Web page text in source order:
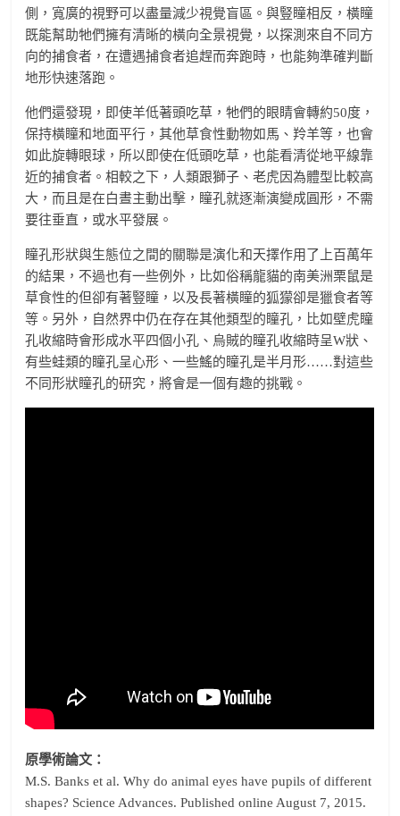
側，寬廣的視野可以盡量減少視覺盲區。與豎瞳相反，橫瞳
既能幫助牠們擁有清晰的橫向全景視覺，以探測來自不同方
向的捕食者，在遭遇捕食者追趕而奔跑時，也能夠準確判斷
地形快速落跑。
他們還發現，即使羊低著頭吃草，牠們的眼睛會轉約50度，
保持橫瞳和地面平行，其他草食性動物如馬、羚羊等，也會
如此旋轉眼球，所以即使在低頭吃草，也能看清從地平線靠
近的捕食者。相較之下，人類跟獅子、老虎因為體型比較高
大，而且是在白晝主動出擊，瞳孔就逐漸演變成圓形，不需
要往垂直，或水平發展。
瞳孔形狀與生態位之間的關聯是演化和天擇作用了上百萬年
的結果，不過也有一些例外，比如俗稱龍貓的南美洲栗鼠是
草食性的但卻有著豎瞳，以及長著橫瞳的狐獴卻是獵食者等
等。另外，自然界中仍在存在其他類型的瞳孔，比如壁虎瞳
孔收縮時會形成水平四個小孔、烏賊的瞳孔收縮時呈W狀、
有些蛙類的瞳孔呈心形、一些鰩的瞳孔是半月形……對這些
不同形狀瞳孔的研究，將會是一個有趣的挑戰。
原學術論文：
M.S. Banks et al. Why do animal eyes have pupils of different
shapes? Science Advances. Published online August 7, 2015.